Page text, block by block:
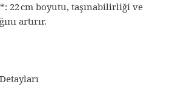
22 cm boyutu, taşınabilirliği ve
artırır.